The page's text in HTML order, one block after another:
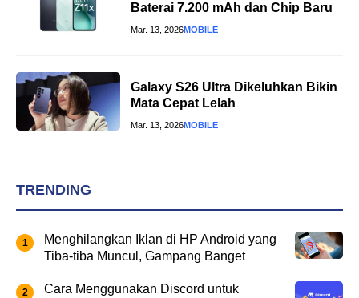
Baterai 7.200 mAh dan Chip Baru
Mar. 13, 2026MOBILE
Galaxy S26 Ultra Dikeluhkan Bikin
Mata Cepat Lelah
Mar. 13, 2026MOBILE
TRENDING
Menghilangkan Iklan di HP Android yang
Tiba-tiba Muncul, Gampang Banget
Cara Menggunakan Discord untuk